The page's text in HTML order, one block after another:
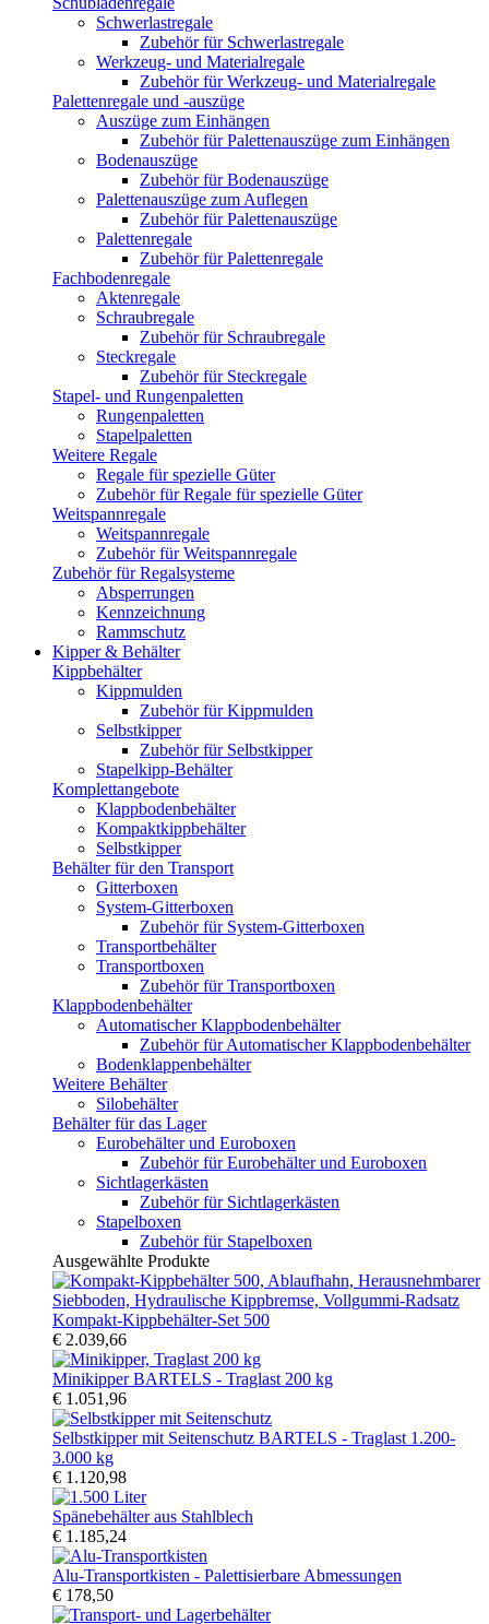
Schwerlastregale
Zubehör für Schwerlastregale
Werkzeug- und Materialregale
Zubehör für Werkzeug- und Materialregale
Palettenregale und -auszüge
Auszüge zum Einhängen
Zubehör für Palettenauszüge zum Einhängen
Bodenauszüge
Zubehör für Bodenauszüge
Palettenauszüge zum Auflegen
Zubehör für Palettenauszüge
Palettenregale
Zubehör für Palettenregale
Fachbodenregale
Aktenregale
Schraubregale
Zubehör für Schraubregale
Steckregale
Zubehör für Steckregale
Stapel- und Rungenpaletten
Rungenpaletten
Stapelpaletten
Weitere Regale
Regale für spezielle Güter
Zubehör für Regale für spezielle Güter
Weitspannregale
Weitspannregale
Zubehör für Weitspannregale
Zubehör für Regalsysteme
Absperrungen
Kennzeichnung
Rammschutz
Kipper & Behälter
Kippbehälter
Kippmulden
Zubehör für Kippmulden
Selbstkipper
Zubehör für Selbstkipper
Stapelkipp-Behälter
Komplettangebote
Klappbodenbehälter
Kompaktkippbehälter
Selbstkipper
Behälter für den Transport
Gitterboxen
System-Gitterboxen
Zubehör für System-Gitterboxen
Transportbehälter
Transportboxen
Zubehör für Transportboxen
Klappbodenbehälter
Automatischer Klappbodenbehälter
Zubehör für Automatischer Klappbodenbehälter
Bodenklappenbehälter
Weitere Behälter
Silobehälter
Behälter für das Lager
Eurobehälter und Euroboxen
Zubehör für Eurobehälter und Euroboxen
Sichtlagerkästen
Zubehör für Sichtlagerkästen
Stapelboxen
Zubehör für Stapelboxen
Ausgewählte Produkte
Kompakt-Kippbehälter-Set 500
€ 2.039,66
Minikipper BARTELS - Traglast 200 kg
€ 1.051,96
Selbstkipper mit Seitenschutz BARTELS - Traglast 1.200-
3.000 kg
€ 1.120,98
Spänebehälter aus Stahlblech
€ 1.185,24
Alu-Transportkisten - Palettisierbare Abmessungen
€ 178,50